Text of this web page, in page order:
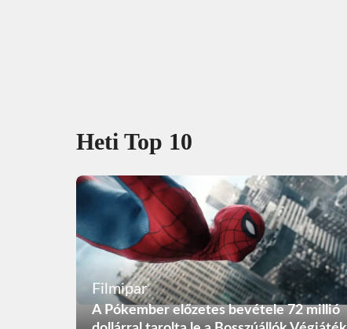
Heti Top 10
Filmipar
A Pókember előzetes bevétele 72 millió